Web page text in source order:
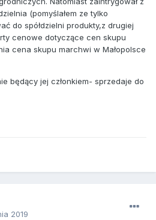
(pomyślałem ze tylko
do spółdzielni produkty,z drugiej
cenowe dotyczące cen skupu
cena skupu marchwi w Małopolsce
będący jej członkiem- sprzedaje do
2019